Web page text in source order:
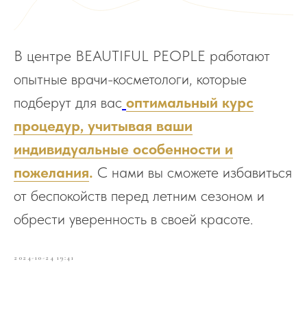
В центре BEAUTIFUL PEOPLE работают
опытные врачи-косметологи, которые
подберут для вас оптимальный курс
процедур, учитывая ваши
индивидуальные особенности и
пожелания. С нами вы сможете избавиться
от беспокойств перед летним сезоном и
обрести уверенность в своей красоте.
2024-10-24 19:41